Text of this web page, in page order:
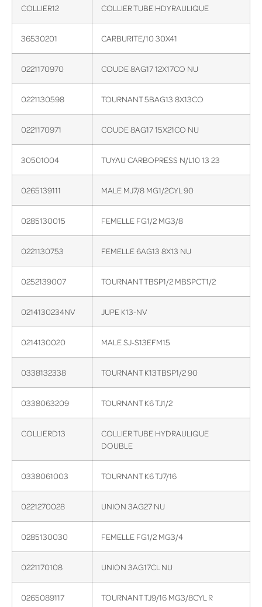
COLLIER12 COLLIER TUBE HDYRAULIQUE
36530201 CARBURITE/10 30X41
0221170970 COUDE 8AG17 12X17CO NU
0221130598 TOURNANT 5BAG13 8X13CO
0221170971 COUDE 8AG17 15X21CO NU
30501004 TUYAU CARBOPRESS N/L10 13 23
0265139111 MALE MJ7/8 MG1/2CYL 90
0285130015 FEMELLE FG1/2 MG3/8
0221130753 FEMELLE 6AG13 8X13 NU
0252139007 TOURNANT TBSP1/2 MBSPCT1/2
0214130234NV JUPE K13-NV
0214130020 MALE SJ-S13EFM15
0338132338 TOURNANT K13TBSP1/2 90
0338063209 TOURNANT K6 TJ1/2
COLLIERD13
COLLIER TUBE HYDRAULIQUE
DOUBLE
0338061003 TOURNANT K6 TJ7/16
0221270028 UNION 3AG27 NU
0285130030 FEMELLE FG1/2 MG3/4
0221170108 UNION 3AG17CL NU
0265089117 TOURNANT TJ9/16 MG3/8CYL R